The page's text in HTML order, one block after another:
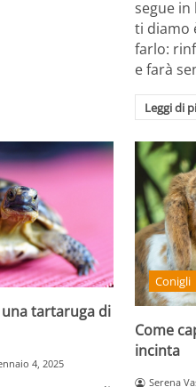
segue in
ti diamo
farlo:
e farà
Leggi di
tartaruga di
4, 2025
Conigli
Come
incinta
Serena